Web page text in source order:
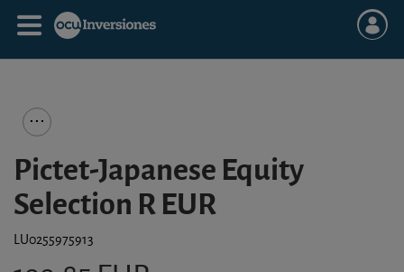
Pictet-Japanese Equity
Selection R EUR
LU0255975913